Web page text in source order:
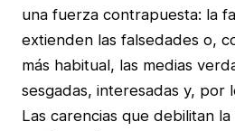
una fuerza contrapuesta: la
extienden las falsedades o,
más habitual, las medias
sesgadas, interesadas y, por
Las carencias que debilitan